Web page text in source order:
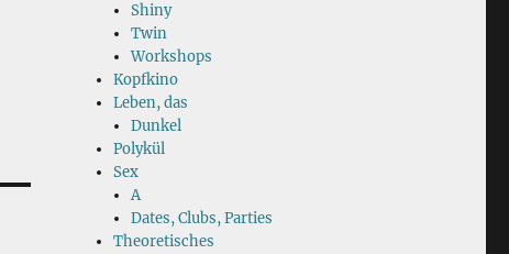
Shiny
Twin
Workshops
Kopfkino
Leben, das
Dunkel
Polykül
Sex
A
Dates, Clubs, Parties
Theoretisches